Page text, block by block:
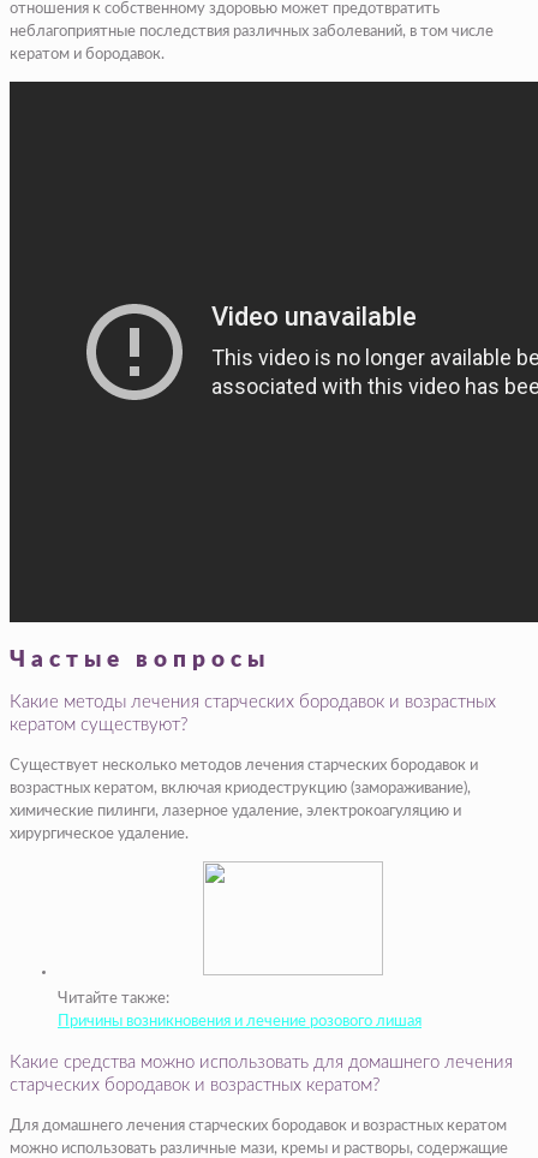
отношения к собственному здоровью может предотвратить
неблагоприятные последствия различных заболеваний, в том числе
кератом и бородавок.
Частые вопросы
Какие методы лечения старческих бородавок и возрастных
кератом существуют?
Существует несколько методов лечения старческих бородавок и
возрастных кератом, включая криодеструкцию (замораживание),
химические пилинги, лазерное удаление, электрокоагуляцию и
хирургическое удаление.
Читайте также:
Причины возникновения и лечение розового лишая
Какие средства можно использовать для домашнего лечения
старческих бородавок и возрастных кератом?
Для домашнего лечения старческих бородавок и возрастных кератом
можно использовать различные мази, кремы и растворы, содержащие